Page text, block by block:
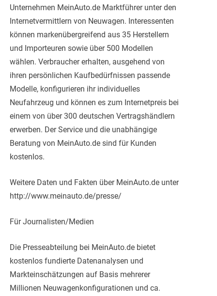
Unternehmen MeinAuto.de Marktführer unter den
Internetvermittlern von Neuwagen. Interessenten
können markenübergreifend aus 35 Herstellern
und Importeuren sowie über 500 Modellen
wählen. Verbraucher erhalten, ausgehend von
ihren persönlichen Kaufbedürfnissen passende
Modelle, konfigurieren ihr individuelles
Neufahrzeug und können es zum Internetpreis bei
einem von über 300 deutschen Vertragshändlern
erwerben. Der Service und die unabhängige
Beratung von MeinAuto.de sind für Kunden
kostenlos.
Weitere Daten und Fakten über MeinAuto.de unter
http://www.meinauto.de/presse/
Für Journalisten/Medien
Die Presseabteilung bei MeinAuto.de bietet
kostenlos fundierte Datenanalysen und
Markteinschätzungen auf Basis mehrerer
Millionen Neuwagenkonfigurationen und ca.